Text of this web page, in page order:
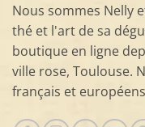
Nous sommes Nelly
thé et l'art de sa
boutique en ligne
ville rose, Toulouse.
français et